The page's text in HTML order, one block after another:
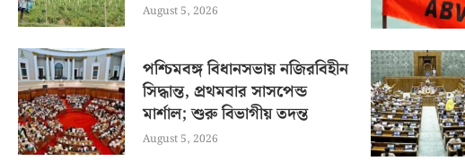
August 5, 2026
পশ্চিমবঙ্গ বিধানসভায় নজিরবিহীন
সিদ্ধান্ত, প্রথমবার সাসপেন্ড
মার্শাল; শুরু বিভাগীয় তদন্ত
August 5, 2026